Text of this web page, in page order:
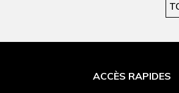
ACCÈS RAPIDES